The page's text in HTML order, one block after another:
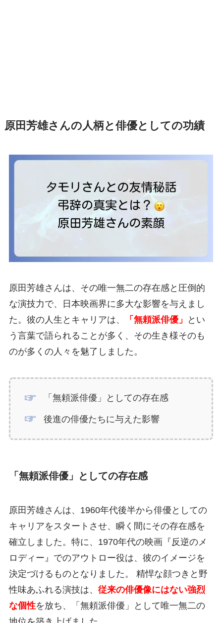
原田芳雄さんの人柄と俳優としての功績
原田芳雄さんは、その唯一無二の存在感と圧倒的
な演技力で、日本映画界に多大な影響を与えまし
た。彼の人生とキャリアは、
「無頼派俳優」
とい
う言葉で語られることが多く、その生き様そのも
のが多くの人々を魅了しました。
「無頼派俳優」としての存在感
後進の俳優たちに与えた影響
「無頼派俳優」としての存在感
原田芳雄さんは、1960年代後半から俳優としての
キャリアをスタートさせ、瞬く間にその存在感を
確立しました。特に、1970年代の映画『反逆のメ
ロディー』でのアウトロー役は、彼のイメージを
決定づけるものとなりました。 精悍な顔つきと野
性味あふれる演技は、 従来の俳優像にはない強烈
な個性を放ち、「無頼派俳優」として唯一無二の